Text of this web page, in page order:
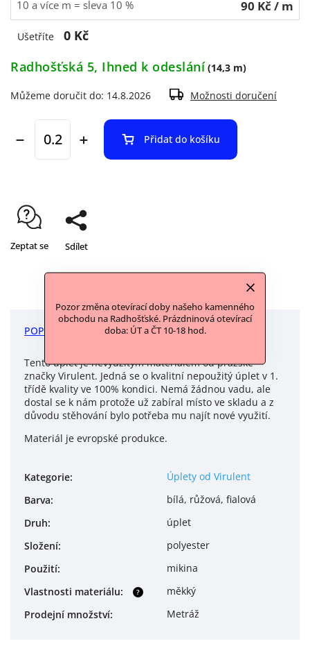
Pozor změna otevírací doby našeho kamenného
obchodu na Radhošťské. Prázdninová otevírací
doba: ÚT a ČT 10-18 hod.
10 a více m = sleva 10 % 90 Kč/ m
Ušetříte
0 Kč
Radhošťská 5, Ihned k odeslání (14,3 m)
Můžeme doručit do: 14.8.2026 Možnosti doručení
Přidat do košíku
Zeptat se Sdílet
POPIS DISKUZE
Tento úplet je nevyužitým materiálem od pražské
značky Virulent. Jedná se o kvalitní nepoužitý úplet v 1.
třídě kvality ve 100% kondici. Nemá žádnou vadu, ale
dostal se k nám protože už zabíral místo ve skladu a z
důvodu stěhování bylo potřeba mu najít nové využití.
Materiál je evropské produkce.
Kategorie:
Úplety od Virulent
Barva:
bílá, růžová, fialová
Druh:
úplet
Složení:
polyester
Použití: mikina
?
Vlastnosti materiálu:
měkký
Prodejní množství: Metráž